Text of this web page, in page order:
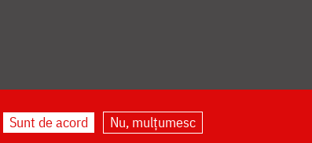
Sunt de acord Nu, mulțumesc